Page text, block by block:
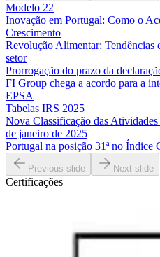
Modelo 22
Inovação em Portugal: Como o
Crescimento
Revolução Alimentar: Tendências
setor
Prorrogação do prazo da
FI Group chega a acordo para a
EPSA
Tabelas IRS 2025
Nova Classificação das
de janeiro de 2025
Portugal na posição 31ª no Índice
Previous slide Next slide
Certificações